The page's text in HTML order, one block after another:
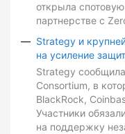
открыла
партнерстве с
Strategy и
на усиление
Strategy
Consortium, в
BlackRock,
Участники
на поддержку